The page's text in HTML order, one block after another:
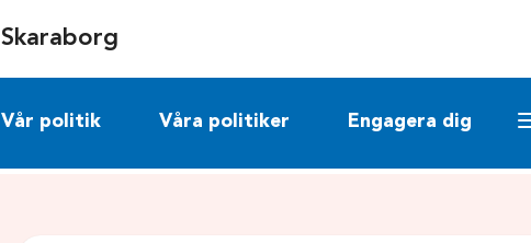
Skaraborg
Vår politik Våra politiker Engagera dig